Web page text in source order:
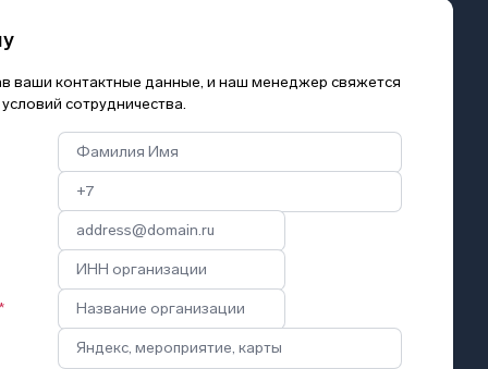
ваши контактные данные, и наш менеджер свяжется
сотрудничества.
*